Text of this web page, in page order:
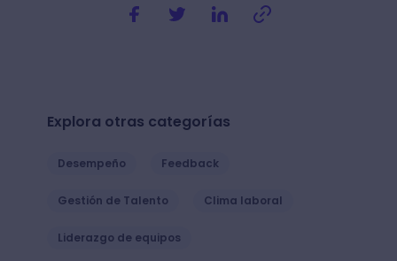
Explora otras categorías
Desempeño Feedback
Gestión de Talento Clima laboral
Liderazgo de equipos